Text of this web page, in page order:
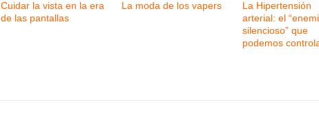
Cuidar la vista en la era
de las pantallas
La moda de los vapers
La Hipertensión
arterial: el
silencioso” que
podemos